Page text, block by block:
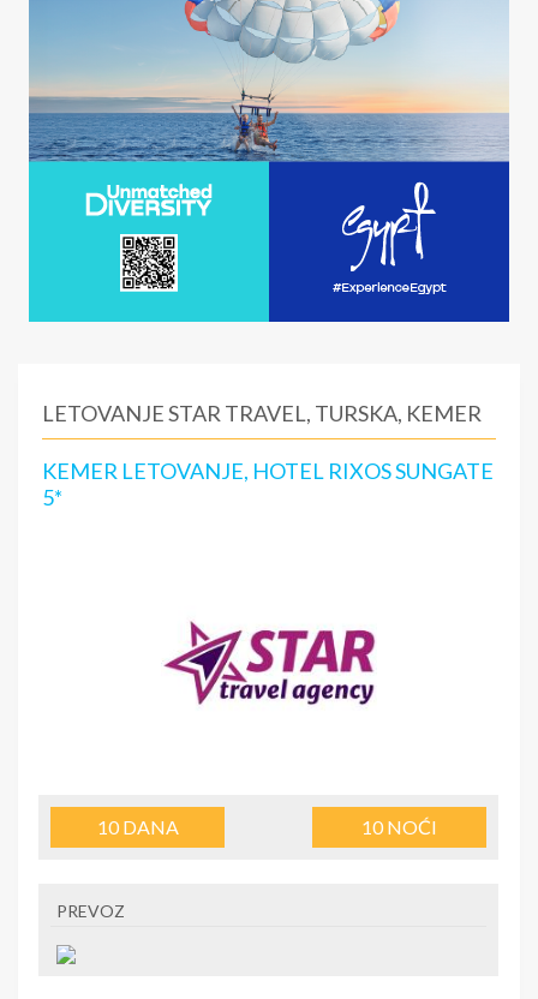
LETOVANJE STAR TRAVEL, TURSKA, KEMER
KEMER LETOVANJE, HOTEL RIXOS SUNGATE
5*
10DANA 10NOĆI
PREVOZ